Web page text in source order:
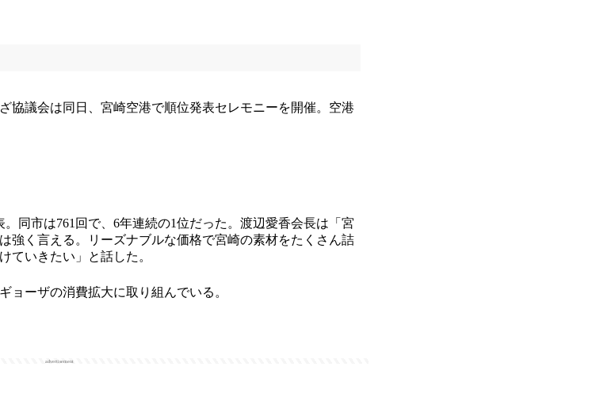
協議会は同日、宮崎空港で順位発表セレモニーを開催。空港
同市は761回で、6年連続の1位だった。渡辺愛香会長は「宮
強く言える。リーズナブルな価格で宮崎の素材をたくさん詰
ていきたい」と話した。
ーザの消費拡大に取り組んでいる。
advertisement